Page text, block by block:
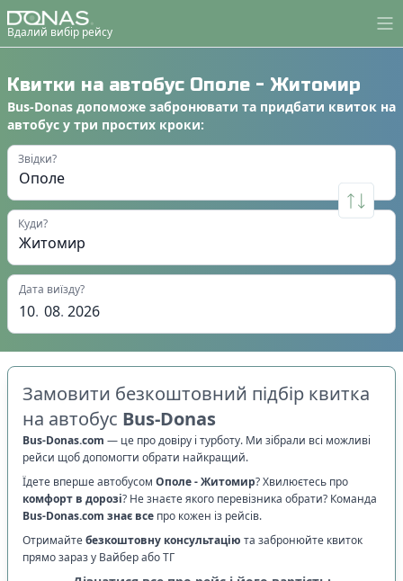
Вдалий вибір рейсу
Квитки на автобус Ополе - Житомир
Bus-Donas допоможе забронювати та придбати квиток на
автобус у три простих кроки:
Звідки?
Куди?
Дата виїзду?
10. 08. 2026
Замовити безкоштовний підбір квитка
на автобус Bus-Donas
Bus-Donas.com — це про довіру і турботу. Ми зібрали всі можливі
рейси щоб допомогти обрати найкращий.
Їдете вперше автобусом Ополе-Житомир? Хвилюєтесь про
комфорт в дорозі? Не знаєте якого перевізника обрати? Команда
Bus-Donas.com знає все про кожен із рейсів.
Отримайтебезкоштовну консультацію та забронюйте квиток
прямо зараз у Вайбер або ТГ